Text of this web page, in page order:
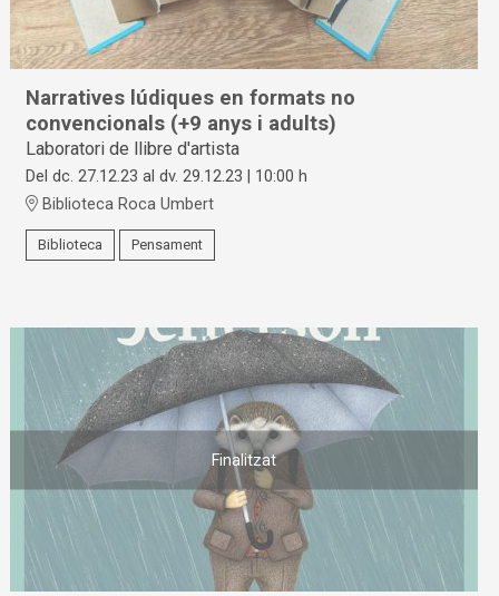
Narratives lúdiques en formats no
convencionals (+9 anys i adults)
Laboratori de llibre d'artista
Del dc. 27.12.23 al dv. 29.12.23 | 10:00 h
Biblioteca Roca Umbert
Biblioteca Pensament
Finalitzat